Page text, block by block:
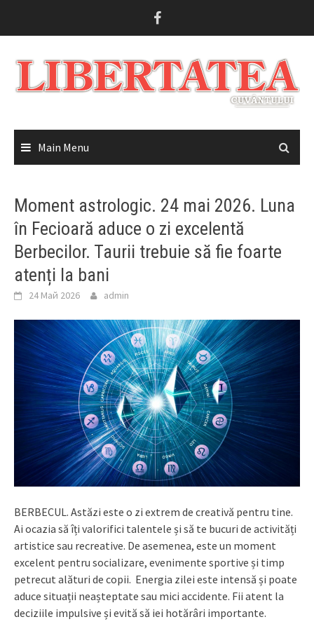
Main Menu
Moment astrologic. 24 mai 2026. Luna
în Fecioară aduce o zi excelentă
Berbecilor. Taurii trebuie să fie foarte
atenți la bani
24 Май 2026 admin
BERBECUL. Astăzi este o zi extrem de creativă pentru tine.
Ai ocazia să îți valorifici talentele și să te bucuri de activități
artistice sau recreative. De asemenea, este un moment
excelent pentru socializare, evenimente sportive și timp
petrecut alături de copii. Energia zilei este intensă și poate
aduce situații neașteptate sau mici accidente. Fii atent la
deciziile impulsive și evită să iei hotărâri importante.